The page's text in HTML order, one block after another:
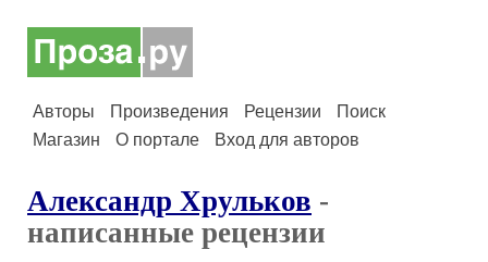
Авторы Произведения Рецензии
Поиск
Магазин
О портале Вход для авторов
Александр Хрульков -
написанные рецензии